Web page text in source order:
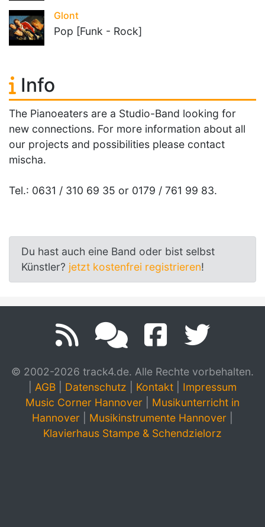
Glont
Pop [Funk - Rock]
Info
The Pianoeaters are a Studio-Band looking for
new connections. For more information about all
our projects and possibilities please contact
mischa.
Tel.: 0631 / 310 69 35 or 0179 / 761 99 83.
Du hast auch eine Band oder bist selbst
Künstler? jetzt kostenfrei registrieren!
© 2002-2026 track4.de. Alle Rechte vorbehalten.
AGB Datenschutz Kontakt
Impressum
Music Corner Hannover
Musikunterricht in
Hannover
Musikinstrumente Hannover
Klavierhaus Stampe & Schendzielorz